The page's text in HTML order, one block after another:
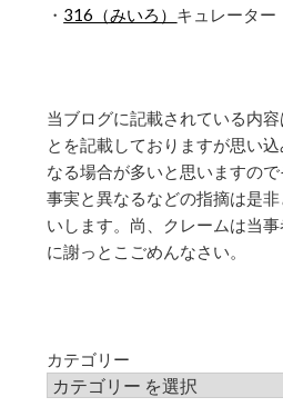
・ 316（みいろ） キュレーター
当ブログに記載されている内
とを記載しておりますが思い
なる場合が多いと思いますので
事実と異なるなどの指摘は是非
いします。尚、クレームは当
に謝っとこごめんなさい。
カテゴリー